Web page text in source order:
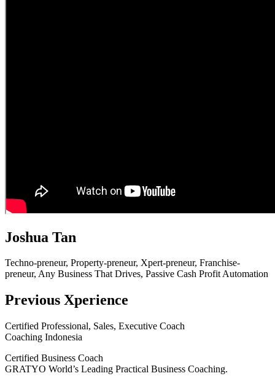
Joshua Tan
Techno-preneur, Property-preneur, Xpert-preneur, Franchise-
preneur, Any Business That Drives, Passive Cash Profit Automation
Previous Xperience
Certified Professional, Sales, Executive Coach
Coaching Indonesia
Certified Business Coach
GRATYO World’s Leading Practical Business Coaching.